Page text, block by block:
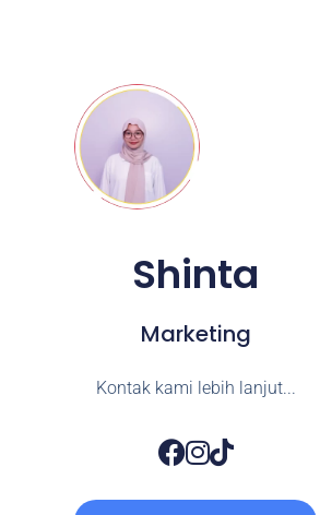
Shinta
Marketing
Kontak kami lebih lanjut...